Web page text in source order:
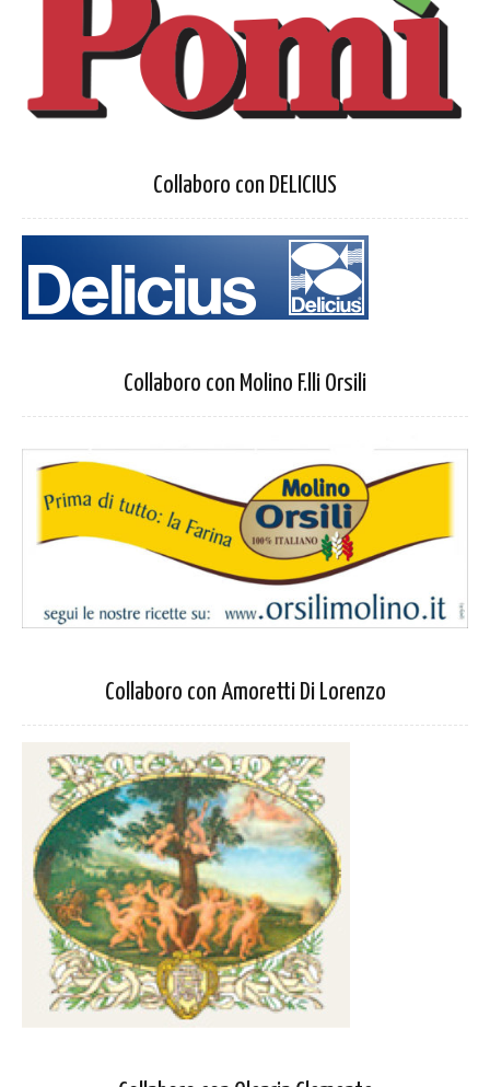
Collaboro con DELICIUS
Collaboro con Molino F.lli Orsili
Collaboro con Amoretti Di Lorenzo